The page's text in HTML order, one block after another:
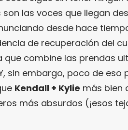
las voces que llegan
desde hace
de recuperación del
combine las prendas
sin embargo, poco de eso
Kendall + Kylie más bien
más absurdos (¡esos